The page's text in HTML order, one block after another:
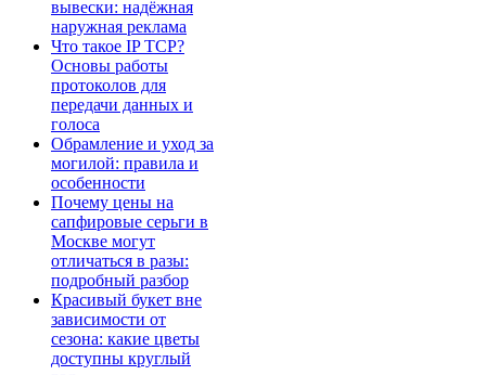
вывески: надёжная
наружная реклама
Что такое IP TCP?
Основы работы
протоколов для
передачи данных и
голоса
Обрамление и уход за
могилой: правила и
особенности
Почему цены на
сапфировые серьги в
Москве могут
отличаться в разы:
подробный разбор
Красивый букет вне
зависимости от
сезона: какие цветы
доступны круглый